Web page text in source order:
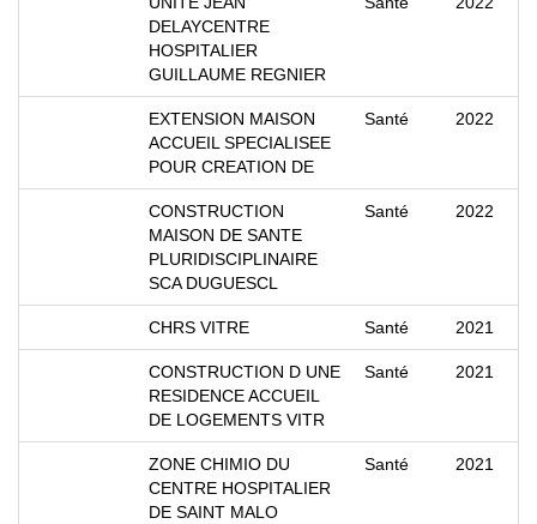
DELAYCENTRE
HOSPITALIER
GUILLAUME REGNIER
EXTENSION MAISON
ACCUEIL SPECIALISEE
POUR CREATION DE
Santé 2022
CONSTRUCTION
MAISON DE SANTE
PLURIDISCIPLINAIRE
SCA DUGUESCL
Santé 2022
CHRS VITRE Santé 2021
CONSTRUCTION D UNE
RESIDENCE ACCUEIL
DE LOGEMENTS VITR
Santé 2021
ZONE CHIMIO DU
CENTRE HOSPITALIER
DE SAINT MALO
Santé 2021